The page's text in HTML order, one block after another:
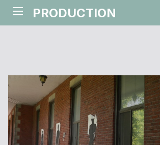
PRODUCTION